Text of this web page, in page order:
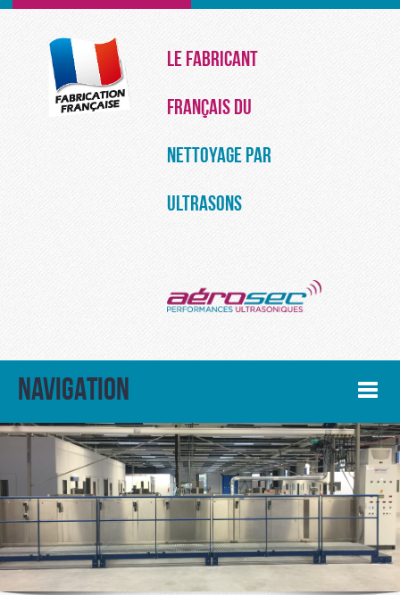
Le Fabricant
français du
Nettoyage par
Ultrasons
NAVIGATION
ACCUEIL
CUVE ULTRASONS
CUVE DE NETTOYAGE PAR ULTRASON DELTA COMPACT HT
CUVE DE NETTOYAGE PAR ULTRASONS INSONORISÉE DELTA COMPACT HTI